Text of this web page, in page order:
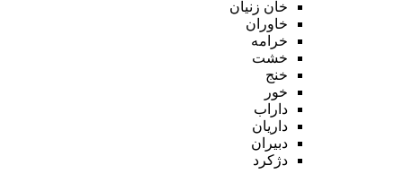
خان زنیان
خاوران
خرامه
خشت
خنج
خور
داراب
داریان
دبیران
دژکرد